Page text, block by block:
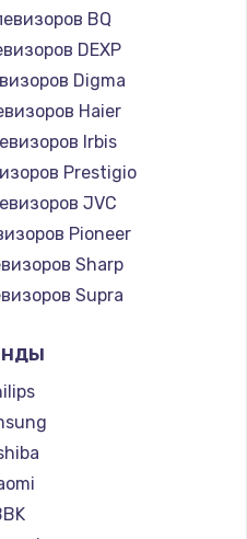
NFC
руб.
Wi-Fi
руб.
BQ
DEXP
Digma
Haier
Irbis
Prestigio
JVC
Pioneer
Sharp
Supra
Hisense
Daewoo
Centek
Telefunken
Hyundai
Doffler